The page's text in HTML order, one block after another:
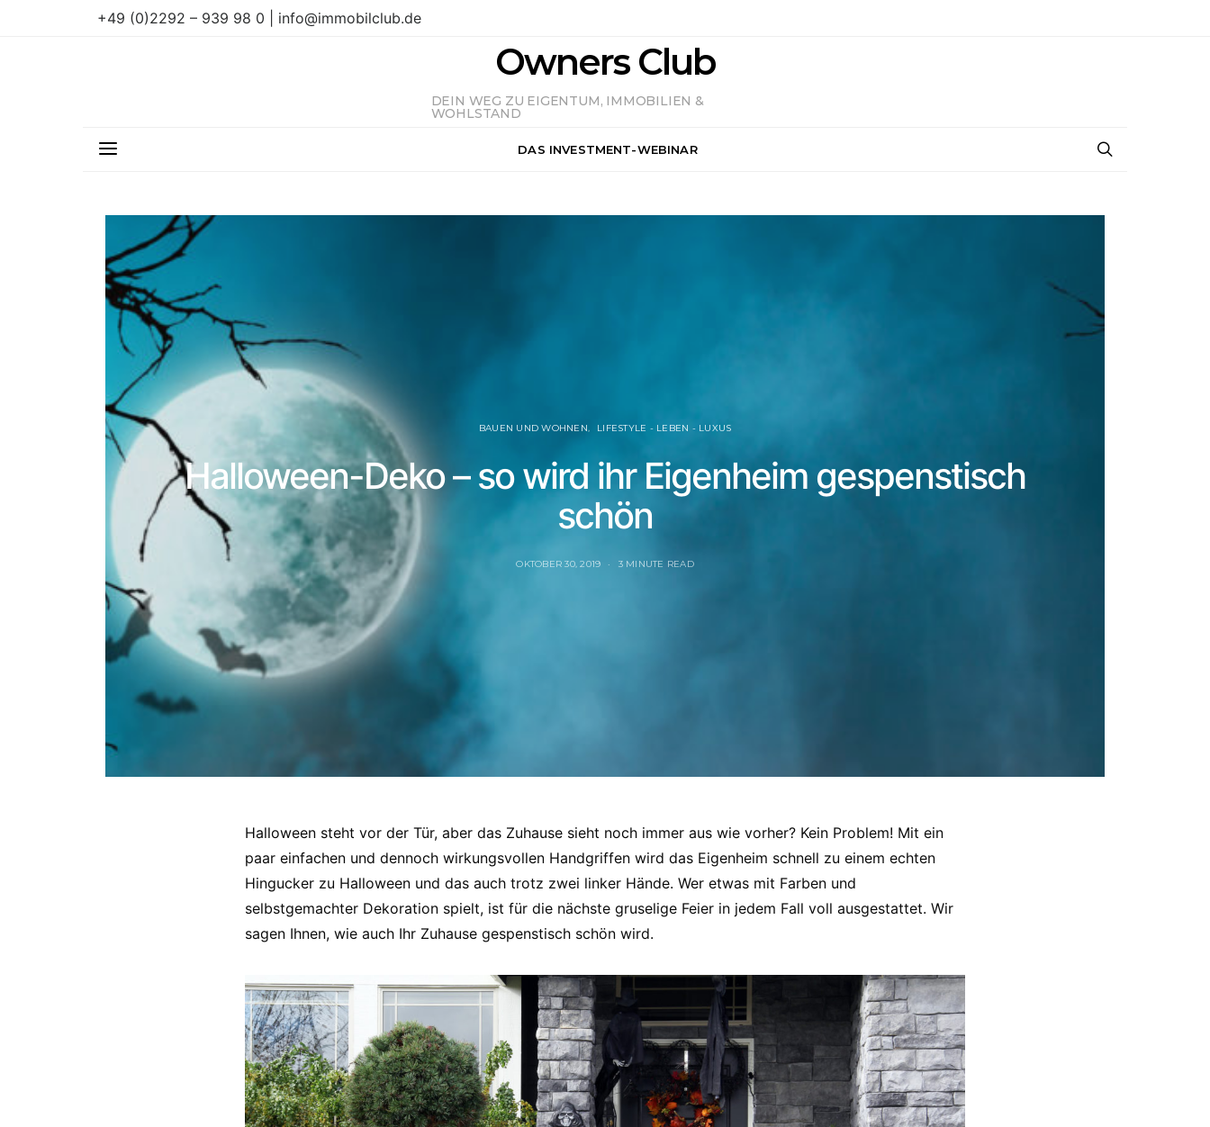
+49 (0)2292 – 939 98 0 | info@immobilclub.de
Owners Club
DEIN WEG ZU EIGENTUM, IMMOBILIEN &
WOHLSTAND
DAS INVESTMENT-WEBINAR
BAUEN UND WOHNEN LIFESTYLE - LEBEN - LUXUS
Halloween-Deko – so wird ihr Eigenheim gespenstisch
schön
OKTOBER 30, 2019 3 MINUTE READ
Halloween steht vor der Tür, aber das Zuhause sieht noch immer aus wie vorher? Kein Problem! Mit ein
paar einfachen und dennoch wirkungsvollen Handgriffen wird das Eigenheim schnell zu einem echten
Hingucker zu Halloween und das auch trotz zwei linker Hände. Wer etwas mit Farben und
selbstgemachter Dekoration spielt, ist für die nächste gruselige Feier in jedem Fall voll ausgestattet. Wir
sagen Ihnen, wie auch Ihr Zuhause gespenstisch schön wird.